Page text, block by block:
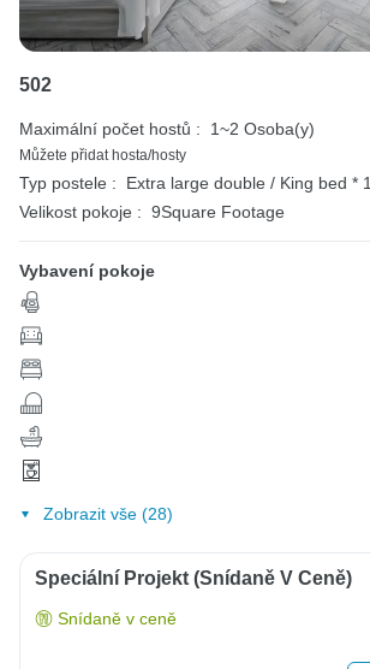
502
Maximální počet hostů : 1~2 Osoba(y)
Můžete přidat hosta/hosty
Typ postele :
Extra large double / King bed * 1
Velikost pokoje : 9Square Footage
Vybavení pokoje
Zobrazit vše (28)
Speciální Projekt (snídaně V Ceně)
Snídaně v ceně